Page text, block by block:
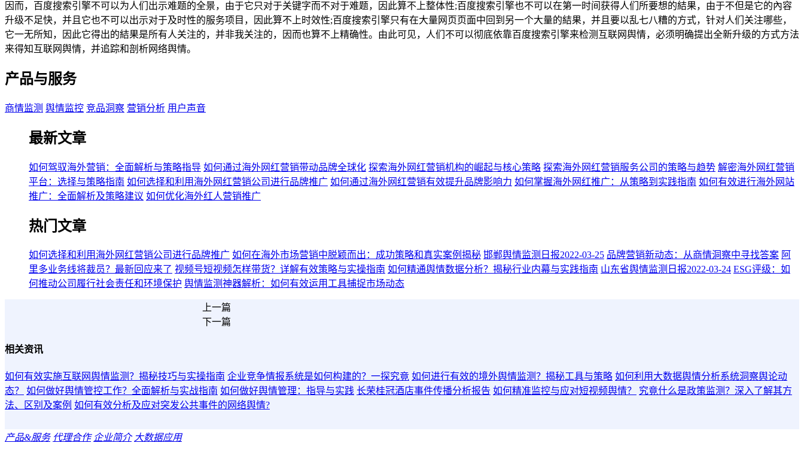
因而，百度搜索引擎不可以为人们出示难题的全景，由于它只对于关键字而不对于难题，因此算不上整体性;百度搜索引擎也不可以在第一时间获得人们所要想的結果，由于不但是它的內容
升级不足快，并且它也不可以出示对于及时性的服务项目，因此算不上时效性;百度搜索引擎只有在大量网页页面中回到另一个大量的結果，并且要以乱七八糟的方式，针对人们关注哪些，
它一无所知，因此它得出的結果是所有人关注的，并非我关注的，因而也算不上精确性。由此可见，人们不可以彻底依靠百度搜索引擎来检测互联网舆情，必须明确提出全新升级的方式方法
来得知互联网舆情，并追踪和剖析网络舆情。
产品与服务
商情监测 舆情监控 竞品洞察 营销分析 用户声音
最新文章
如何驾驭海外营销：全面解析与策略指导 如何通过海外网红营销带动品牌全球化 探索海外网红营销机构的崛起与核心策略 探索海外网红营销服务公司的策略与趋势 解密海外网红营销
平台：选择与策略指南 如何选择和利用海外网红营销公司进行品牌推广 如何通过海外网红营销有效提升品牌影响力 如何掌握海外网红推广：从策略到实践指南 如何有效进行海外网站
推广：全面解析及策略建议 如何优化海外红人营销推广
热门文章
如何选择和利用海外网红营销公司进行品牌推广 如何在海外市场营销中脱颖而出：成功策略和真实案例揭秘 邯郸舆情监测日报2022-03-25 品牌营销新动态：从商情洞察中寻找答案 阿
里多业务线将裁员？最新回应来了 视频号短视频怎样带货？详解有效策略与实操指南 如何精通舆情数据分析？揭秘行业内幕与实践指南 山东省舆情监测日报2022-03-24 ESG评级：如
何推动公司履行社会责任和环境保护 舆情监测神器解析：如何有效运用工具捕捉市场动态
上一篇
下一篇
相关资讯
如何有效实施互联网舆情监测？揭秘技巧与实操指南 企业竞争情报系统是如何构建的？一探究竟 如何进行有效的境外舆情监测？揭秘工具与策略 如何利用大数据舆情分析系统洞察舆论动
态？
如何做好舆情管控工作？全面解析与实战指南 如何做好舆情管理：指导与实践 长荣桂冠酒店事件传播分析报告 如何精准监控与应对短视频舆情？
究竟什么是政策监测？深入了解其方
法、区别及案例 如何有效分析及应对突发公共事件的网络舆情?
产品&服务 代理合作 企业简介 大数据应用